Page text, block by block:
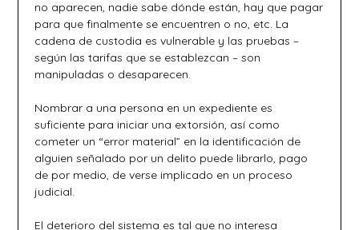
no aparecen, nadie sabe dónde están, hay que pagar
para que finalmente se encuentren o no, etc. La
cadena de custodia es vulnerable y las pruebas –
según las tarifas que se establezcan – son
manipuladas o desaparecen.
Nombrar a una persona en un expediente es
suficiente para iniciar una extorsión, así como
cometer un “error material” en la identificación de
alguien señalado por un delito puede librarlo, pago
de por medio, de verse implicado en un proceso
judicial.
El deterioro del sistema es tal que no interesa